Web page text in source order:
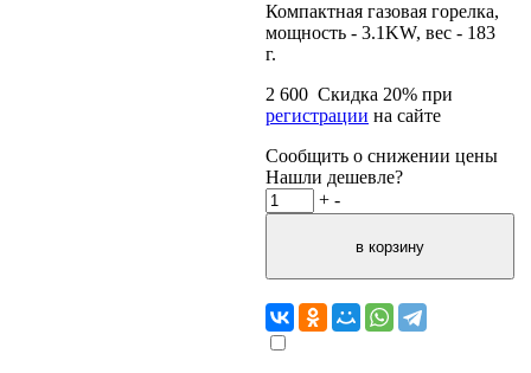
Компактная газовая горелка,
мощность - 3.1KW, вес - 183
г.
2 600 Скидка 20% при
регистрации на сайте
Сообщить о снижении цены
Нашли дешевле?
+ -